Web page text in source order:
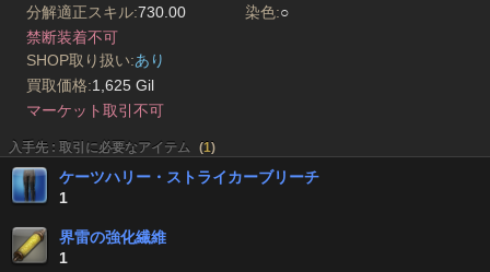
分解適正スキル:730.00 染色:○
禁断装着不可
SHOP取り扱い:あり
買取価格:1,625 Gil
マーケット取引不可
入手先 : 取引に必要なアイテム (1)
ケーツハリー・ストライカーブリーチ
1
界雷の強化繊維
1